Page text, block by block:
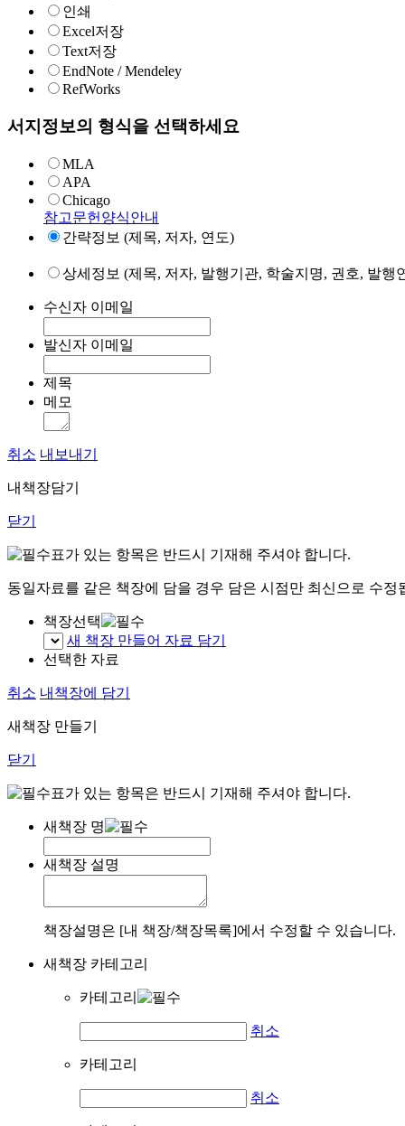
인쇄
Excel저장
Text저장
EndNote / Mendeley
RefWorks
서지정보의 형식을 선택하세요
MLA
APA
Chicago
참고문헌양식안내
간략정보 (제목, 저자, 연도)
상세정보 (제목, 저자, 발행기관, 학술지명, 권호, 발
수신자 이메일
발신자 이메일
제목
메모
취소 내보내기
내책장담기
닫기
표가 있는 항목은 반드시 기재해 주셔야 합니다.
동일자료를 같은 책장에 담을 경우 담은 시점만 최신으로 수정
책장선택
새 책장 만들어 자료 담기
선택한 자료
취소 내책장에 담기
새책장 만들기
닫기
표가 있는 항목은 반드시 기재해 주셔야 합니다.
새책장 명
새책장 설명
책장설명은 [내 책장/책장목록]에서 수정할 수 있습니다.
새책장 카테고리
카테고리
취소
카테고리
취소